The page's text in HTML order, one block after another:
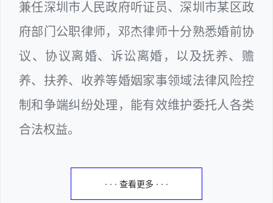
兼任深圳市人民政府听证员、深圳市某区政
府部门公职律师，邓杰律师十分熟悉婚前协
议、协议离婚、诉讼离婚，以及抚养、赡
养、扶养、收养等婚姻家事领域法律风险控
制和争端纠纷处理，能有效维护委托人各类
合法权益。
· · · 查看更多 · · ·